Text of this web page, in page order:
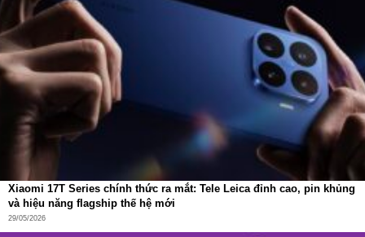
lớn các máy hút bụi trên thị trường chỉ có thể lọc bụi mịn
kích thước0.3μm, thì Redroad V17 có khả nănglọc bụi
siêu mịn chỉ 0.1μm
Điều này đặc biệt quan trọng đối với những gia đình có trẻ
nhỏ, người cao tuổi hoặc người mắc các bệnh về đường
hô hấp. Không chỉ hút bụi, Redroad V17 còn giúp
giữ lại
bụi mịn, phấn hoa, vi khuẩn
– những tác nhân gây dị ứng
và ảnh hưởng trực tiếp đến sức khỏe.
Than hoạt tính – Khử mùi và vi khuẩn hiệu quả
Bên cạnh khả năng lọc bụi, lõi lọc của Redroad V17 còn
được tích hợpthan hoạt tính, giúp:
Xiaomi 17T Series chính thức ra mắt: Tele Leica đỉnh cao, pin khủng
và hiệu năng flagship thế hệ mới
29/05/2026